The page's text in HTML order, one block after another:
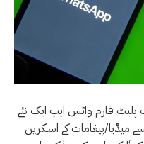
پلیٹ فارم واٹس ایپ ایک نئے
میڈیا/پیغامات کے اسکرین